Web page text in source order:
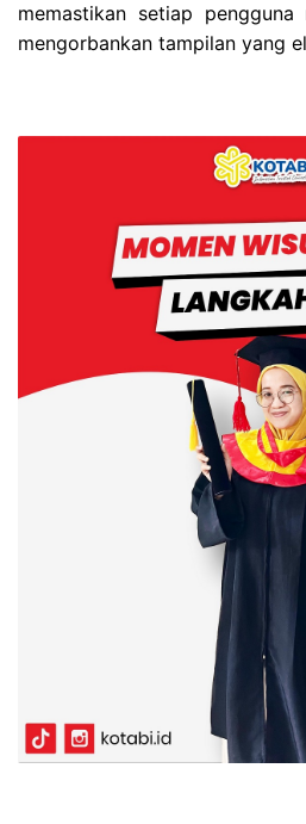
memastikan setiap pengguna
mengorbankan tampilan yang